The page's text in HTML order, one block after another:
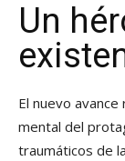
Un
El nuevo
mental del
traumáticos de